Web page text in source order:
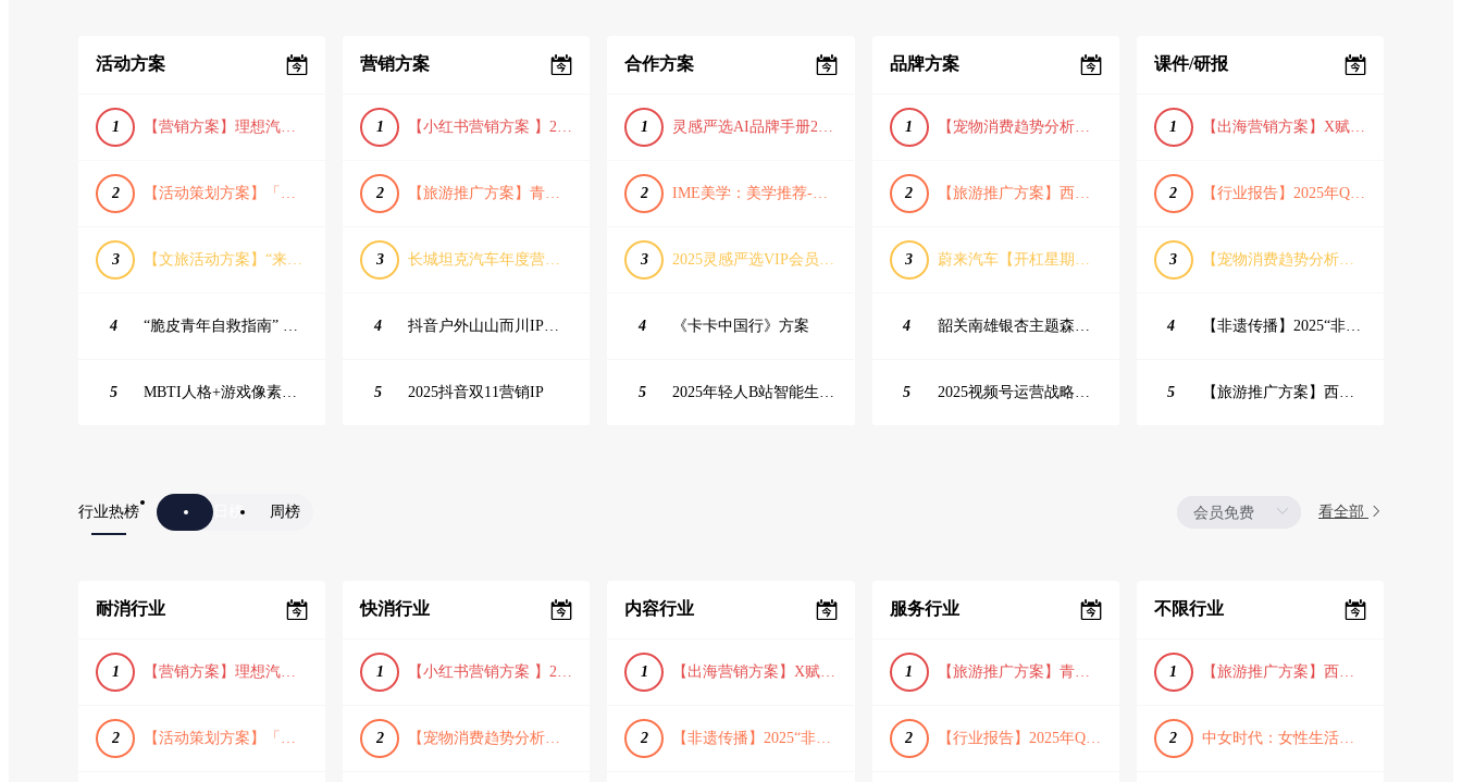
活动方案
1 【营销方案】理想汽车车主露营户外旅行保客活动策划方案
2 【活动策划方案】「团圆盛景」趣味中秋游园会活动策划方案
3 【文旅活动方案】“来和月亮撞个满怀”文旅景区中秋露营音乐会团建拓展方案
4 “脆皮青年自救指南” 五一城市解压生活节活动策划案
5 MBTI人格+游戏像素风主题企业年会
营销方案
1 【小红书营销方案 】2025小红书节日大促节点大促IP营销方案
2 【旅游推广方案】青岛城市活力与山海魅力旅游推广方案（PPT格式）
3 长城坦克汽车年度营销活动方案
4 抖音户外山山而川IP整合营销方案
5 2025抖音双11营销IP
合作方案
1 灵感严选AI品牌手册2025_9.0（下载原件更清晰）
2 IME美学：美学推荐-飞猪旅行春节营销通案
3 2025灵感严选VIP会员手册【向团队介绍/采购报销用】
4 《卡卡中国行》方案
5 2025年轻人B站智能生活家趋势报告
品牌方案
1 【宠物消费趋势分析方案】2025年宠物市场消费报告（创意风/橙色风/数据驱动）
2 【旅游推广方案】西安城市旅游介绍PPT（古风/文化/历史）
3 蔚来汽车【开杠星期三】栏目brief
4 韶关南雄银杏主题森林公园总体设计概念规划方案
5 2025视频号运营战略：数据驱动增长全景指南
课件/研报
1 【出海营销方案】X赋能全球决策链成就中国科技品牌2025年营销方案（PDF格式）
2 【行业报告】2025年Q1证券行业薪酬趋势分析
3 【宠物消费趋势分析方案】2025年宠物市场消费报告（创意风/橙色风/数据驱动）
4 【非遗传播】2025“非遗融入现代生活”互联网平台助力非遗传播与消费专题报告（PDF格式）
5 【旅游推广方案】西安城市旅游介绍PPT（古风/文化/历史）
行业热榜 日榜 周榜 看全部
耐消行业
1 【营销方案】理想汽车车主露营户外旅行保客活动策划方案
2 【活动策划方案】「团圆盛景」趣味中秋游园会活动策划方案
快消行业
1 【小红书营销方案 】2025小红书节日大促节点大促IP营销方案
2 【宠物消费趋势分析方案】2025年宠物市场消费报告（创意风/橙色风/数据驱动）
内容行业
1 【出海营销方案】X赋能全球决策链成就中国科技品牌2025年营销方案（PDF格式）
2 【非遗传播】2025“非遗融入现代生活”互联网平台助力非遗传播与消费专题报告（PDF格式）
服务行业
1 【旅游推广方案】青岛城市活力与山海魅力旅游推广方案（PPT格式）
2 【行业报告】2025年Q1证券行业薪酬趋势分析
不限行业
1 【旅游推广方案】西安城市旅游介绍PPT（古风/文化/历史）
2 中女时代：女性生活方式及消费洞察